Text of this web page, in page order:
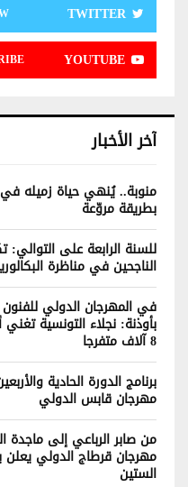
TWITTER
YOUTUBE
آخر الأخبار
منوبة.. يُنهي حياة زميله
بطريقة مروّعة
للسنة الرابعة على التوالي:
الناجحين في مناظرة
في المهرجان الدولي
بأوذنة: نجلاء التونسية
8 آلاف متفرجا
برنامج الدورة الحادية
مهرجان قابس الدولي
من صابر الرباعي إلى ماجدة
مهرجان قرطاج الدولي يعلن
الستين